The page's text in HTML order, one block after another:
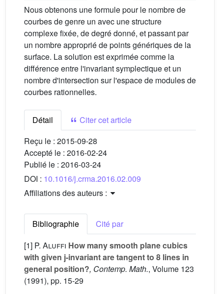
Nous obtenons une formule pour le nombre de
courbes de genre un avec une structure
complexe fixée, de degré donné, et passant par
un nombre approprié de points génériques de la
surface. La solution est exprimée comme la
différence entre l'invariant symplectique et un
nombre d'intersection sur l'espace de modules de
courbes rationnelles.
Détail
Citer cet article
Reçu le : 2015-09-28
Accepté le : 2016-02-24
Publié le : 2016-03-24
DOI : 10.1016/j.crma.2016.02.009
Affiliations des auteurs :
Bibliographie
Cité par
[1] P. Aluffi How many smooth plane cubics
with given j-invariant are tangent to 8 lines in
general position?, Contemp. Math., Volume 123
(1991), pp. 15-29